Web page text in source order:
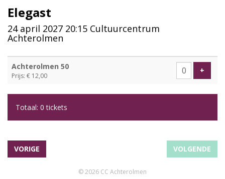
Elegast
24 april 2027 20:15 Cultuurcentrum
Achterolmen
Aantal
Achterolmen 50
Prijs: € 12,00
+
Totaal: 0 tickets
VORIGE VOLGENDE
© 2026 CC Achterolmen